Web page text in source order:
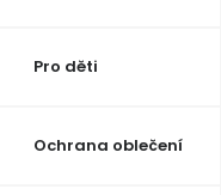
Pro děti
Ochrana oblečení